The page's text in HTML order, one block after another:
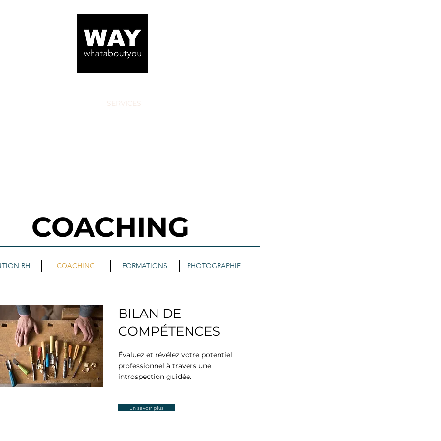
SERVICES
COACHING
RH COACHING FORMATIONS PHOTOGRAPHIE
Évaluez et révélez votre potentiel
professionnel à travers une
introspection guidée.
En savoir plus
BILAN DE
COMPÉTENCES